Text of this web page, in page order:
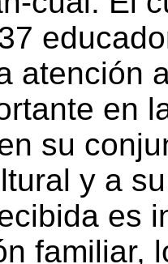
atención
en
su
y a
es
familiar,